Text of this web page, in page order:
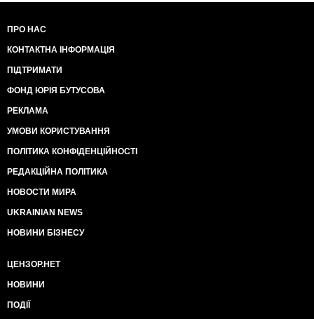
ПРО НАС
КОНТАКТНА ІНФОРМАЦІЯ
ПІДТРИМАТИ
ФОНД ЮРІЯ БУТУСОВА
РЕКЛАМА
УМОВИ КОРИСТУВАННЯ
ПОЛІТИКА КОНФІДЕНЦІЙНОСТІ
РЕДАКЦІЙНА ПОЛІТИКА
НОВОСТИ МИРА
UKRAINIAN NEWS
НОВИНИ БІЗНЕСУ
ЦЕНЗОР.НЕТ
НОВИНИ
ПОДІЇ